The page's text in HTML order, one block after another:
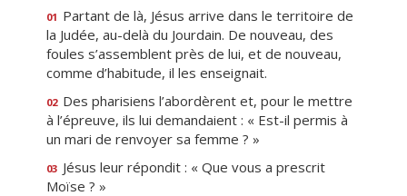
01 Partant de là, Jésus arrive dans le territoire de
la Judée, au-delà du Jourdain. De nouveau, des
foules s’assemblent près de lui, et de nouveau,
comme d’habitude, il les enseignait.
02 Des pharisiens l’abordèrent et, pour le mettre
à l’épreuve, ils lui demandaient : « Est-il permis à
un mari de renvoyer sa femme ? »
03 Jésus leur répondit : « Que vous a prescrit
Moïse ? »